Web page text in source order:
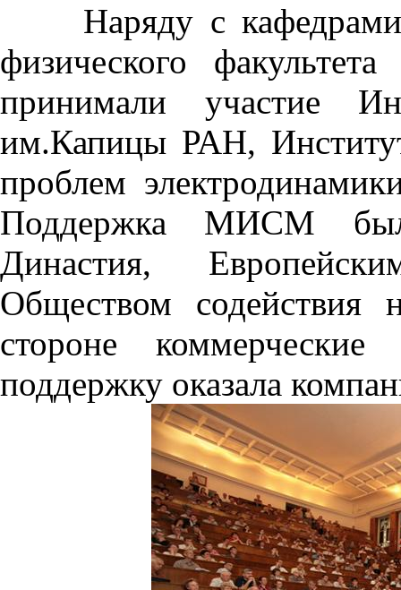
Наряду с
физического
принимали участие
им.Капицы РАН,
проблем
Поддержка МИСМ
Династия,
Обществом
стороне
поддержку оказала